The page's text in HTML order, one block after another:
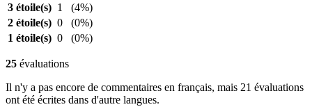
3 étoile(s) 1
(4%)
2 étoile(s) 0
(0%)
1 étoile(s) 0 (0%)
25 évaluations
Il n'y a pas encore de commentaires en français, mais 21 évaluations
ont été écrites dans d'autre langues.